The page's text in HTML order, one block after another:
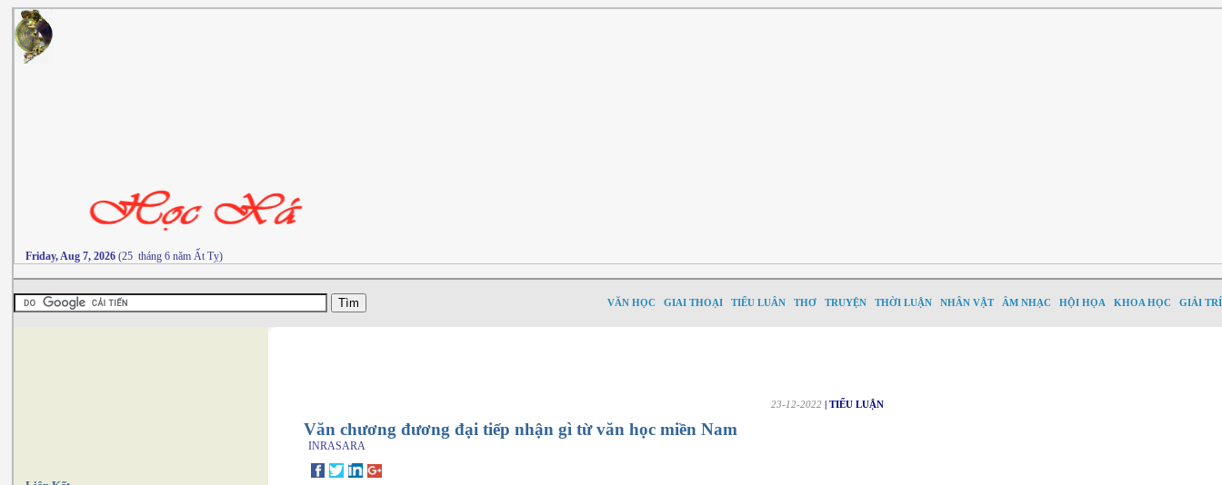
Friday, Aug 7, 2026 (25 tháng 6 năm Ất Tỵ)
VĂN HỌC GIAI THOẠI TIỂU LUÂN THƠ TRUYỆN THỜI LUẬN NHÂN VẬT ÂM NHẠC HỘI HỌA KHOA HỌC GIẢI TRÍ
23-12-2022| TIỂU LUẬN
Văn chương đương đại tiếp nhận gì từ văn học miền Nam
INRASARA